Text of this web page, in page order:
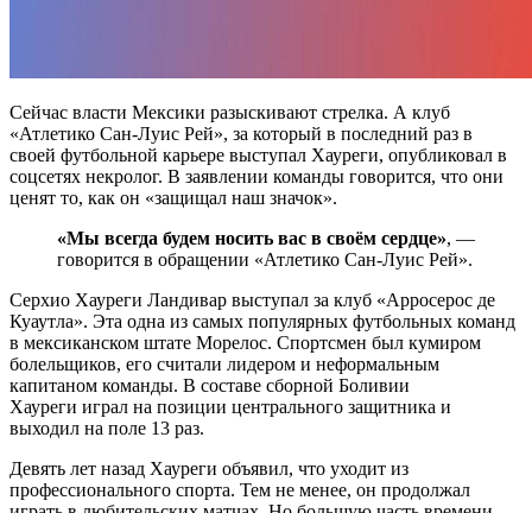
Сейчас власти Мексики разыскивают стрелка. А клуб
«Атлетико Сан-Луис Рей», за который в последний раз в
своей футбольной карьере выступал Хауреги, опубликовал в
соцсетях некролог. В заявлении команды говорится, что они
ценят то, как он «защищал наш значок».
«Мы всегда будем носить вас в своём сердце», —
говорится в обращении «Атлетико Сан-Луис Рей».
Серхио Хауреги Ландивар выступал за клуб «Арросерос де
Куаутла». Эта одна из самых популярных футбольных команд
в мексиканском штате Морелос. Спортсмен был кумиром
болельщиков, его считали лидером и неформальным
капитаном команды. В составе сборной Боливии
Хауреги играл на позиции центрального защитника и
выходил на поле 13 раз.
Девять лет назад Хауреги объявил, что уходит из
профессионального спорта. Тем не менее, он продолжал